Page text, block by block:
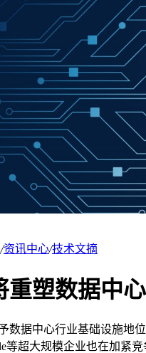
/资讯中心/技术文摘
重塑数据中
数据中心行业基础设施地
等超大规模企业也在加紧竞